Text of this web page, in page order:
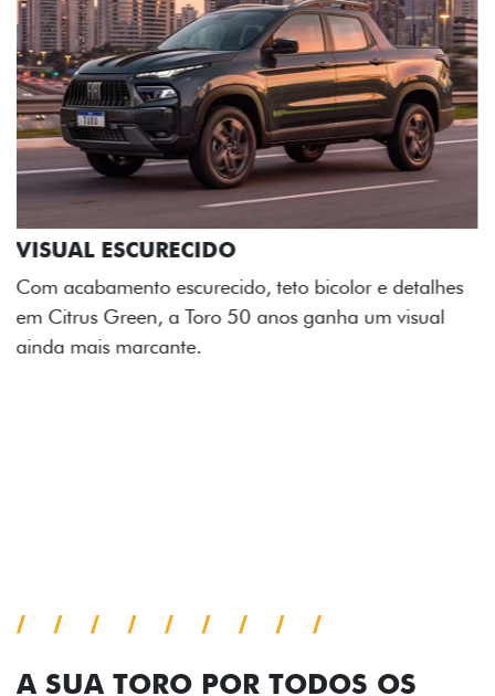
ADESIVOS ESTILIZADOS
Os adesivos aplicados no capô e nas laterais
reforçam a identidade única dessa edição para lá de
comemorativa.
ÂNGULOS